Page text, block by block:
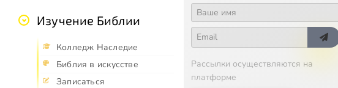
Изучение Библии
Колледж Наследие
Библия в искусстве
Записаться
Рассылки осуществляются на
платформе